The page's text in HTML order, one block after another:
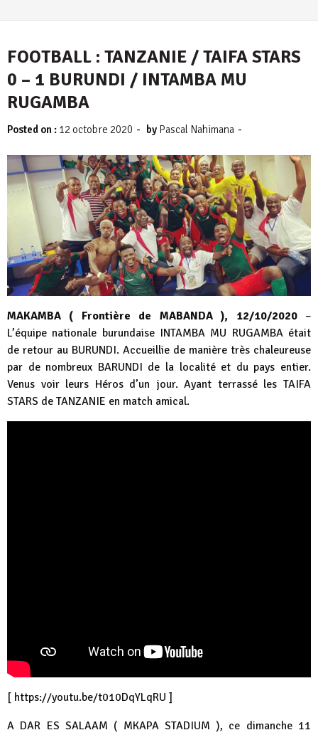
FOOTBALL : TANZANIE / TAIFA STARS
0 – 1 BURUNDI / INTAMBA MU
RUGAMBA
Posted on : 12 octobre 2020 - by Pascal Nahimana -
MAKAMBA ( Frontière de MABANDA ), 12/10/2020–
L’équipe nationale burundaise INTAMBA MU RUGAMBA était
de retour au BURUNDI. Accueillie de manière très chaleureuse
par de nombreux BARUNDI de la localité et du pays entier.
Venus voir leurs Héros d’un jour. Ayant terrassé les TAIFA
STARS de TANZANIE en match amical.
[ https://youtu.be/t010DqYLqRU ]
A DAR ES SALAAM ( MKAPA STADIUM ), ce dimanche 11